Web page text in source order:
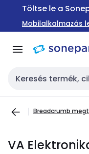
Ugrás a
Ugrás a
Töltse le a
Mobilalkalmazás
Keresési bemenet
Breadcrumb
VA